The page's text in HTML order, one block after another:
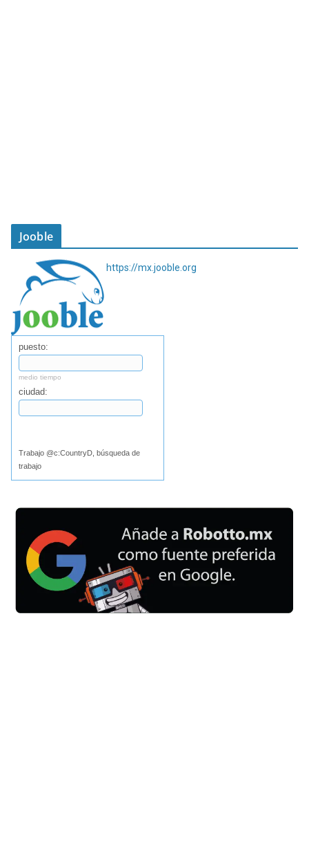
Jooble
https://mx.jooble.org
puesto:
medio tiempo
ciudad:
Trabajo @c:CountryD, búsqueda de
trabajo